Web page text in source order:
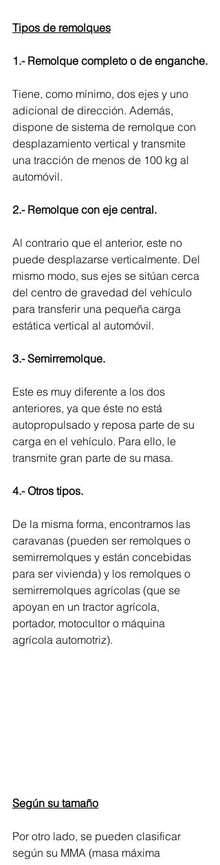
Tipos de remolques
1.- Remolque completo o de enganche.
Tiene, como mínimo, dos ejes y uno
adicional de dirección. Además,
dispone de sistema de remolque con
desplazamiento vertical y transmite
una tracción de menos de 100 kg al
automóvil.
2.- Remolque con eje central.
Al contrario que el anterior, este no
puede desplazarse verticalmente. Del
mismo modo, sus ejes se sitúan cerca
del centro de gravedad del vehículo
para transferir una pequeña carga
estática vertical al automóvil.
3.- Semirremolque.
Este es muy diferente a los dos
anteriores, ya que éste no está
autopropulsado y reposa parte de su
carga en el vehículo. Para ello, le
transmite gran parte de su masa.
4.- Otros tipos.
De la misma forma, encontramos las
caravanas (pueden ser remolques o
semirremolques y están concebidas
para ser vivienda) y los remolques o
semirremolques agrícolas (que se
apoyan en un tractor agrícola,
portador, motocultor o máquina
agrícola automotriz).
Según su tamaño
Por otro lado, se pueden clasificar
según su MMA (masa máxima